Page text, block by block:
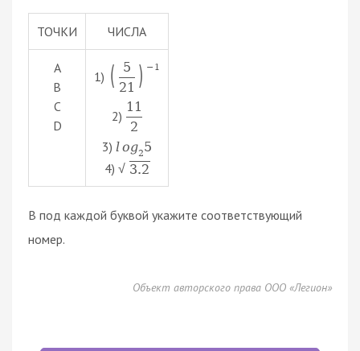
ТОЧКИ ЧИСЛА
A
B
C
D
1) (
5
21 ) − 1
2)
11
2
3) log25
4) √ 3.2
В под каждой буквой укажите соответствующий
номер.
Объект авторского права ООО «Легион»